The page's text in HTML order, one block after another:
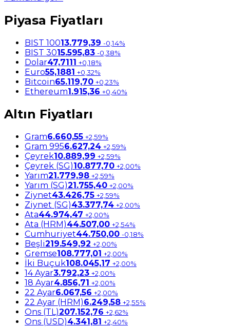
Piyasa Fiyatları
BIST 10013.779,39 -0,14%
BIST 3015.595,83 -0,38%
Dolar47,7111 +0,18%
Euro55,1881 +0,32%
Bitcoin65.119,70 +0,23%
Ethereum1.915,36 +0,40%
Altın Fiyatları
Gram6.660,55 +2,59%
Gram 9956.627,24 +2,59%
Çeyrek10.889,99 +2,59%
Çeyrek (SG)10.877,70 +2,00%
Yarım21.779,98 +2,59%
Yarım (SG)21.755,40 +2,00%
Ziynet43.426,75 +2,59%
Ziynet (SG)43.377,74 +2,00%
Ata44.974,47 +2,00%
Ata (HRM)44.507,00 +2,54%
Cumhuriyet44.750,00 -0,18%
Beşli219.549,92 +2,00%
Gremse108.777,01 +2,00%
İki Buçuk108.045,17 +2,00%
14 Ayar3.792,23 +2,00%
18 Ayar4.856,71 +2,00%
22 Ayar6.067,56 +2,00%
22 Ayar (HRM)6.249,58 +2,55%
Ons (TL)207.152,76 +2,62%
Ons (USD)4.341,81 +2,40%